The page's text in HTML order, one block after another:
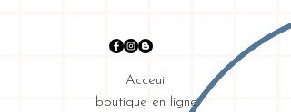
Acceuil
boutique en ligne